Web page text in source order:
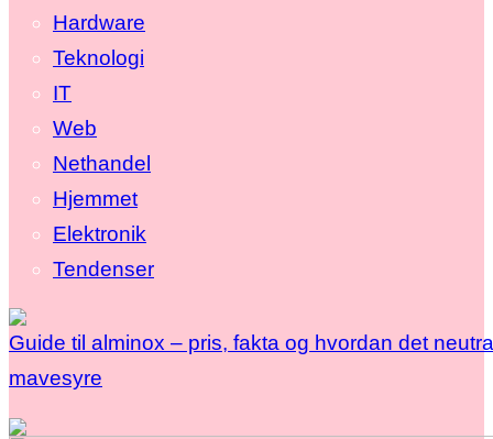
Hardware
Teknologi
IT
Web
Nethandel
Hjemmet
Elektronik
Tendenser
Guide til alminox – pris, fakta og hvordan det
mavesyre